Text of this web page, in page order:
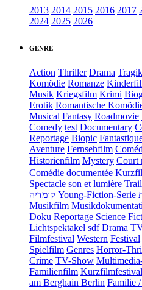
2013 2014 2015 2016 2017
2024 2025 2026
GENRE
Action Thriller Drama
Komödie Romanze
Musik Kriegsfilm Krimi
Erotik Romantische
Musical Fantasy Roadmovie
Comedy test Documentary
Reportage Biopic
Aventure Fernsehfilm
Historienfilm Mystery Court
Comédie documentée
Spectacle son et lumière
קומדיה Young-Fiction-Serie
Musikfilm
Doku Reportage Science
Lichtspektakel sdf Drama
Filmfestival Western Festival
Spielfilm Genres Horror-
Crime TV-Show
Familienfilm Kurzfilmfestival
am Berghain Berlin Familie